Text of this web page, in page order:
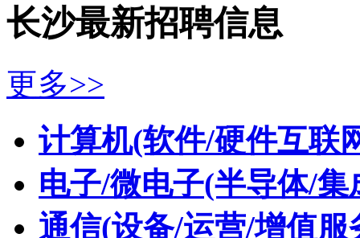
长沙最新招聘信息
更多>>
计算机(软件/硬件互联
电子/微电子(半导体/集
通信(设备/运营/增值服